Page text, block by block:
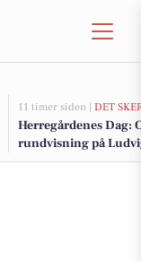
11 timer siden | DET
Herregårdenes Dag:
rundvisning på
Tersløsegaard